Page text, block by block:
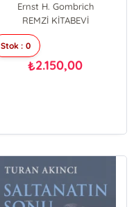
Ernst H. Gombrich
REMZİ KİTABEVİ
Stok : 0
₺2.150,00